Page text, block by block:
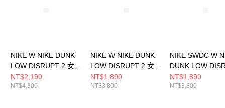
NIKE W NIKE DUNK
LOW DISRUPT 2 女
休閒鞋 FN8917141
NT$2,190
NT$4,300
NIKE W NIKE DUNK
LOW DISRUPT 2 女
休閒鞋 DV4024002
NT$1,890
NT$3,800
NIKE SWDC W
DUNK LOW
女 休閒鞋
NT$1,890
NT$3,800